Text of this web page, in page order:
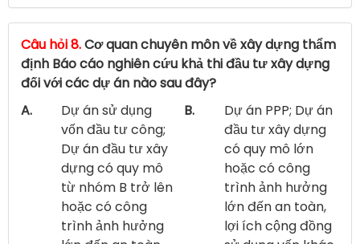
Câu hỏi 8.Cơ quan chuyên môn về xây dựng thẩm
định Báo cáo nghiên cứu khả thi đầu tư xây dựng
đối với các dự án nào sau đây?
A.
Dự án sử dụng
vốn đầu tư công;
Dự án đầu tư xây
dựng có quy mô
từ nhóm B trở lên
hoặc có công
trình ảnh hưởng
B.
Dự án PPP; Dự án
đầu tư xây dựng
có quy mô lớn
hoặc có công
trình ảnh hưởng
lớn đến an toàn,
lợi ích cộng đồng